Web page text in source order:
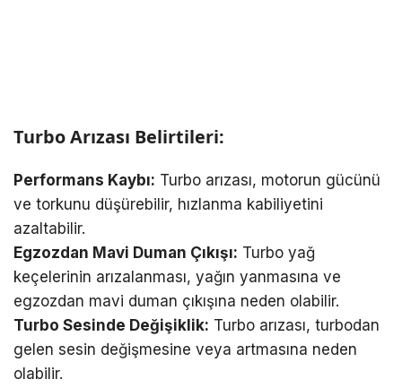
Turbo Arızası Belirtileri:
Performans Kaybı: Turbo arızası, motorun gücünü
ve torkunu düşürebilir, hızlanma kabiliyetini
azaltabilir.
Egzozdan Mavi Duman Çıkışı: Turbo yağ
keçelerinin arızalanması, yağın yanmasına ve
egzozdan mavi duman çıkışına neden olabilir.
Turbo Sesinde Değişiklik: Turbo arızası, turbodan
gelen sesin değişmesine veya artmasına neden
olabilir.